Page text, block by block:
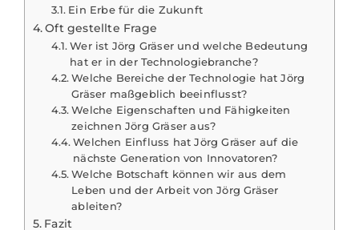
Ein Erbe für die Zukunft
Oft gestellte Frage
Wer ist Jörg Gräser und welche Bedeutung
hat er in der Technologiebranche?
Welche Bereiche der Technologie hat Jörg
Gräser maßgeblich beeinflusst?
Welche Eigenschaften und Fähigkeiten
zeichnen Jörg Gräser aus?
Welchen Einfluss hat Jörg Gräser auf die
nächste Generation von Innovatoren?
Welche Botschaft können wir aus dem
Leben und der Arbeit von Jörg Gräser
ableiten?
Fazit